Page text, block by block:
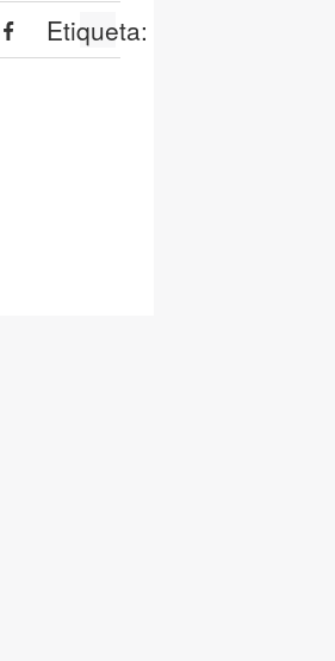
Etiqueta: